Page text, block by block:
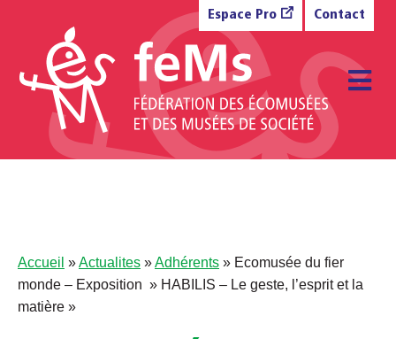
Espace Pro Contact
Accueil »Actualites »Adhérents » Ecomusée du fier
monde – Exposition » HABILIS – Le geste, l’esprit et la
matière »